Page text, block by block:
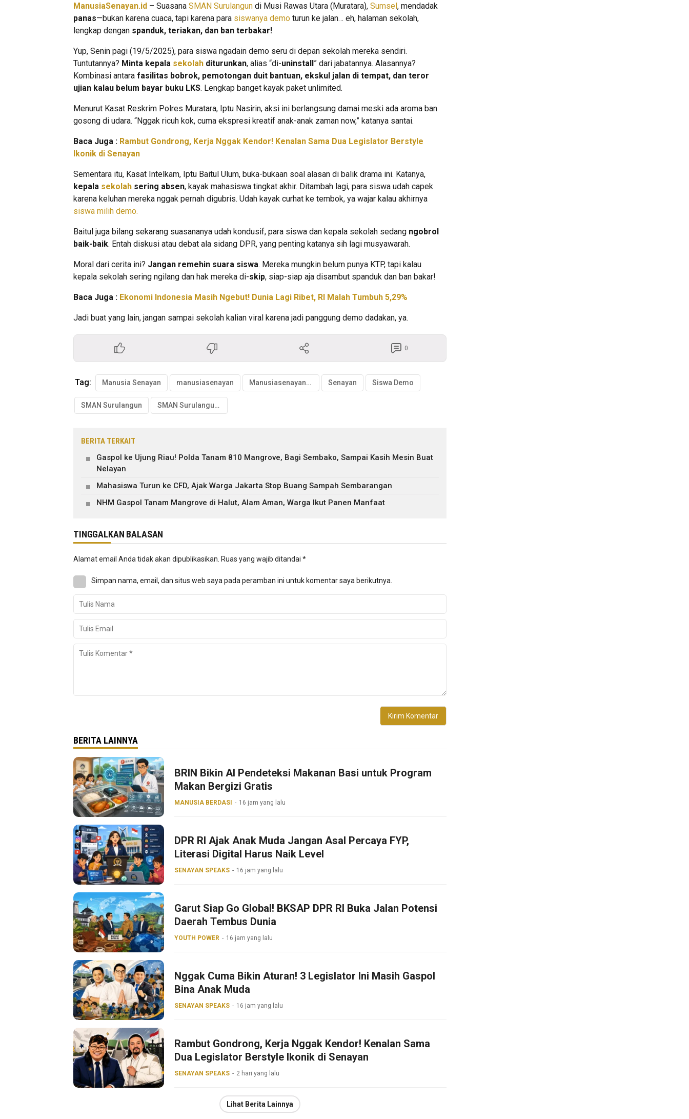
ManusiaSenayan.id – Suasana SMAN Surulangun di Musi Rawas Utara (Muratara), Sumsel, mendadak
panas—bukan karena cuaca, tapi karena para siswanya demo turun ke jalan… eh, halaman sekolah,
lengkap dengan spanduk, teriakan, dan ban terbakar!
Yup, Senin pagi (19/5/2025), para siswa ngadain demo seru di depan sekolah mereka sendiri.
Tuntutannya? Minta kepala sekolah diturunkan, alias “di-uninstall” dari jabatannya. Alasannya?
Kombinasi antara fasilitas bobrok, pemotongan duit bantuan, ekskul jalan di tempat, dan teror
ujian kalau belum bayar buku LKS. Lengkap banget kayak paket unlimited.
Menurut Kasat Reskrim Polres Muratara, Iptu Nasirin, aksi ini berlangsung damai meski ada aroma ban
gosong di udara. “Nggak ricuh kok, cuma ekspresi kreatif anak-anak zaman now,” katanya santai.
Baca Juga : Rambut Gondrong, Kerja Nggak Kendor! Kenalan Sama Dua Legislator Berstyle
Ikonik di Senayan
Sementara itu, Kasat Intelkam, Iptu Baitul Ulum, buka-bukaan soal alasan di balik drama ini. Katanya,
kepala sekolah sering absen, kayak mahasiswa tingkat akhir. Ditambah lagi, para siswa udah capek
karena keluhan mereka nggak pernah digubris. Udah kayak curhat ke tembok, ya wajar kalau akhirnya
siswa milih demo.
Baitul juga bilang sekarang suasananya udah kondusif, para siswa dan kepala sekolah sedang ngobrol
baik-baik. Entah diskusi atau debat ala sidang DPR, yang penting katanya sih lagi musyawarah.
Moral dari cerita ini? Jangan remehin suara siswa. Mereka mungkin belum punya KTP, tapi kalau
kepala sekolah sering ngilang dan hak mereka di-skip, siap-siap aja disambut spanduk dan ban bakar!
Baca Juga : Ekonomi Indonesia Masih Ngebut! Dunia Lagi Ribet, RI Malah Tumbuh 5,29%
Jadi buat yang lain, jangan sampai sekolah kalian viral karena jadi panggung demo dadakan, ya.
0
Tag: Manusia Senayan manusiasenayan Manusiasenayan.id Senayan Siswa Demo
SMAN Surulangun SMAN Surulangun Demo
BERITA TERKAIT
Gaspol ke Ujung Riau! Polda Tanam 810 Mangrove, Bagi Sembako, Sampai Kasih Mesin Buat
Nelayan
Mahasiswa Turun ke CFD, Ajak Warga Jakarta Stop Buang Sampah Sembarangan
NHM Gaspol Tanam Mangrove di Halut, Alam Aman, Warga Ikut Panen Manfaat
TINGGALKAN BALASAN
Alamat email Anda tidak akan dipublikasikan. Ruas yang wajib ditandai *
Simpan nama, email, dan situs web saya pada peramban ini untuk komentar saya berikutnya.
BERITA LAINNYA
BRIN Bikin AI Pendeteksi Makanan Basi untuk Program
Makan Bergizi Gratis
MANUSIA BERDASI 16 jam yang lalu
DPR RI Ajak Anak Muda Jangan Asal Percaya FYP,
Literasi Digital Harus Naik Level
SENAYAN SPEAKS 16 jam yang lalu
Garut Siap Go Global! BKSAP DPR RI Buka Jalan Potensi
Daerah Tembus Dunia
YOUTH POWER 16 jam yang lalu
Nggak Cuma Bikin Aturan! 3 Legislator Ini Masih Gaspol
Bina Anak Muda
SENAYAN SPEAKS 16 jam yang lalu
Rambut Gondrong, Kerja Nggak Kendor! Kenalan Sama
Dua Legislator Berstyle Ikonik di Senayan
SENAYAN SPEAKS 2 hari yang lalu
Lihat Berita Lainnya